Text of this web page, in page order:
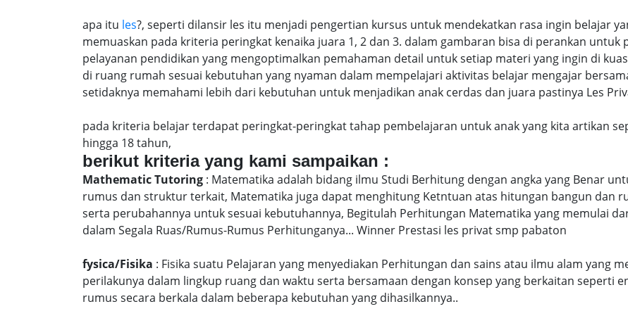
apa itu les?, seperti dilansir les itu menjadi pengertian kursus untuk mendekatkan rasa ingin belajar
memuaskan pada kriteria peringkat kenaika juara 1, 2 dan 3. dalam gambaran bisa di perankan
pelayanan pendidikan yang mengoptimalkan pemahaman detail untuk setiap materi yang ingin di
di ruang rumah sesuai kebutuhan yang nyaman dalam mempelajari aktivitas belajar mengajar
setidaknya memahami lebih dari kebutuhan untuk menjadikan anak cerdas dan juara pastinya Les
pada kriteria belajar terdapat peringkat-peringkat tahap pembelajaran untuk anak yang kita artikan
hingga 18 tahun,
berikut kriteria yang kami sampaikan :
Mathematic Tutoring : Matematika adalah bidang ilmu Studi Berhitung dengan angka yang Benar
rumus dan struktur terkait, Matematika juga dapat menghitung Ketntuan atas hitungan bangun dan
serta perubahannya untuk sesuai kebutuhannya, Begitulah Perhitungan Matematika yang memulai
dalam Segala Ruas/Rumus-Rumus Perhitunganya... Winner Prestasi les privat smp pabaton
fysica/Fisika : Fisika suatu Pelajaran yang menyediakan Perhitungan dan sains atau ilmu alam yang
perilakunya dalam lingkup ruang dan waktu serta bersamaan dengan konsep yang berkaitan seperti
rumus secara berkala dalam beberapa kebutuhan yang dihasilkannya..